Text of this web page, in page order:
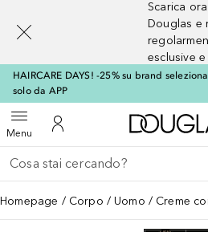
Scarica
Douglas e
esclusive
HAIRCARE DAYS! -25% su brand
solo da APP
MenuApri menuAl Mio Account
Torna indietro
Esegui ricerca
Homepage Corpo Uomo Creme
[navigation.slideout.screenreader]